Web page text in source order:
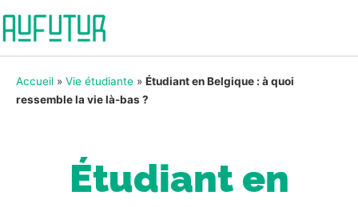
Accueil » Vie étudiante » Étudiant en Belgique : à quoi
ressemble la vie là-bas ?
Étudiant en